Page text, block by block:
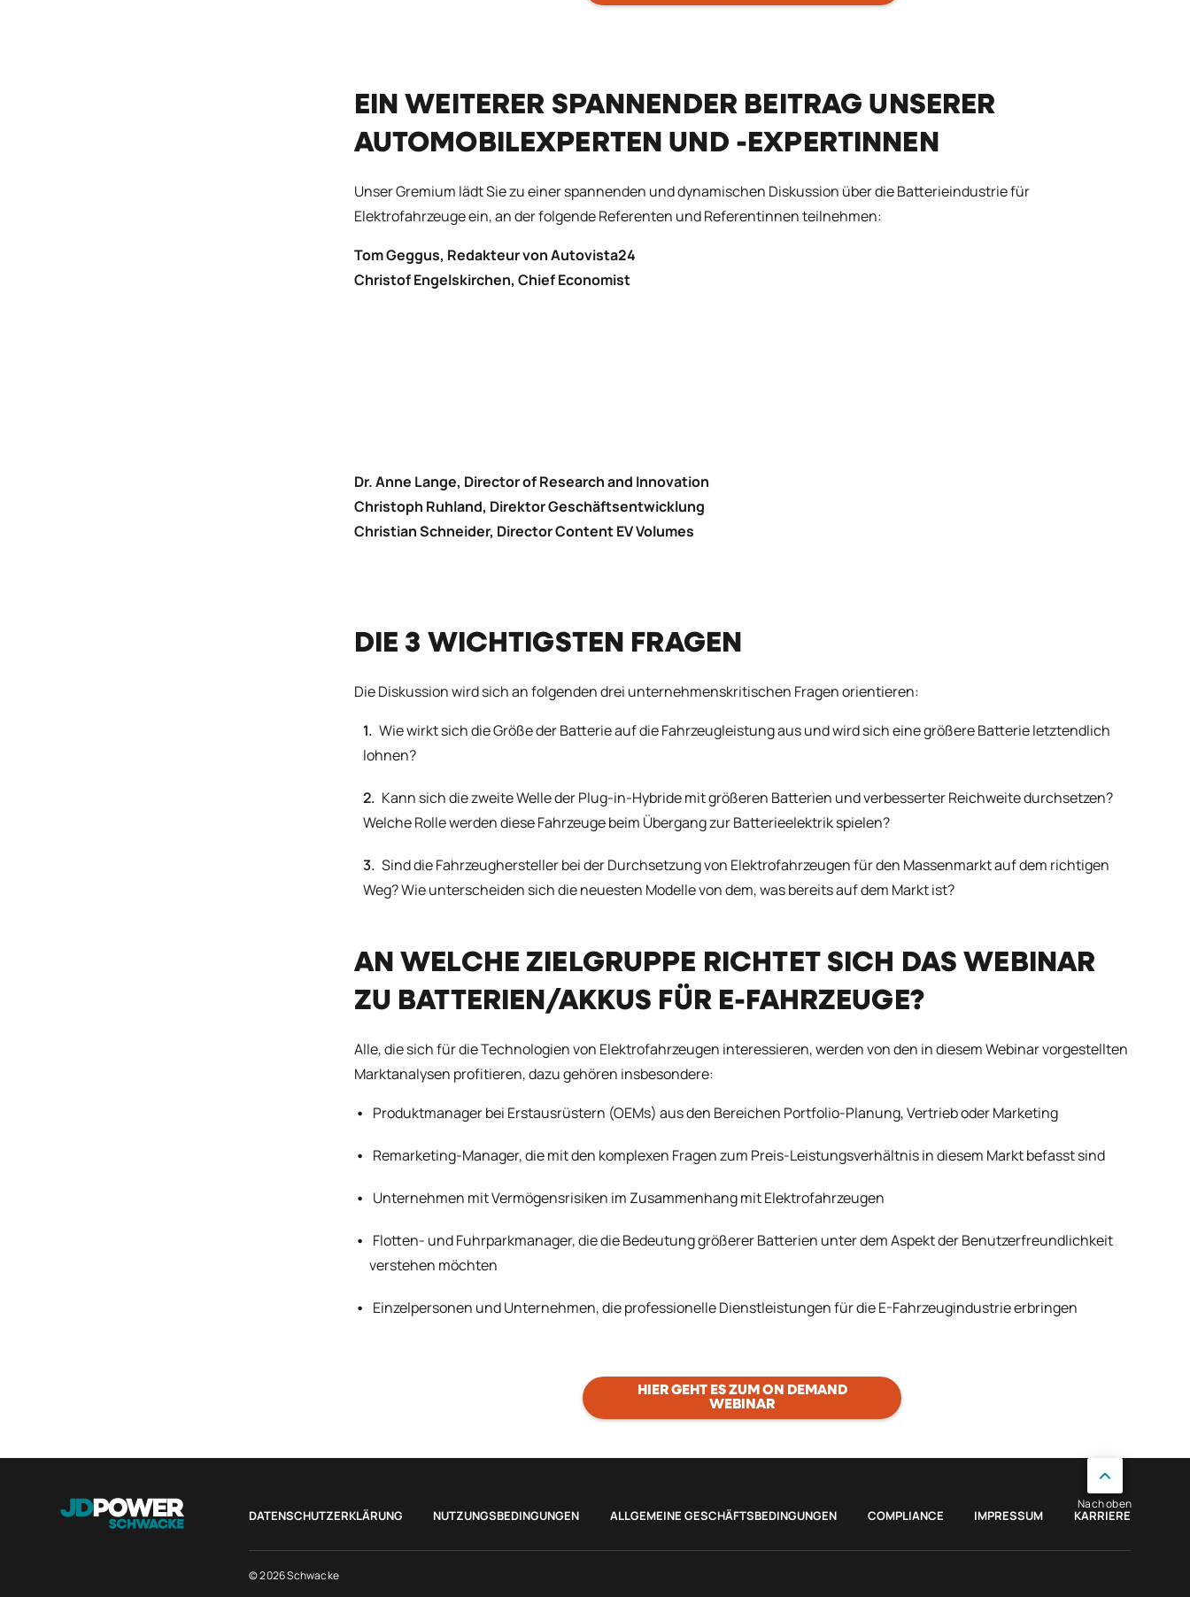
EIN WEITERER SPANNENDER BEITRAG UNSERER
AUTOMOBILEXPERTEN UND -EXPERTINNEN
Unser Gremium lädt Sie zu einer spannenden und dynamischen Diskussion über die Batterieindustrie für
Elektrofahrzeuge ein, an der folgende Referenten und Referentinnen teilnehmen:
Tom Geggus, Redakteur von Autovista24
Christof Engelskirchen, Chief Economist
Dr. Anne Lange, Director of Research and Innovation
Christoph Ruhland, Direktor Geschäftsentwicklung
Christian Schneider, Director Content EV Volumes
DIE 3 WICHTIGSTEN FRAGEN
Die Diskussion wird sich an folgenden drei unternehmenskritischen Fragen orientieren:
Wie wirkt sich die Größe der Batterie auf die Fahrzeugleistung aus und wird sich eine größere Batterie letztendlich
lohnen?
Kann sich die zweite Welle der Plug-in-Hybride mit größeren Batterien und verbesserter Reichweite durchsetzen?
Welche Rolle werden diese Fahrzeuge beim Übergang zur Batterieelektrik spielen?
Sind die Fahrzeughersteller bei der Durchsetzung von Elektrofahrzeugen für den Massenmarkt auf dem richtigen
Weg? Wie unterscheiden sich die neuesten Modelle von dem, was bereits auf dem Markt ist?
AN WELCHE ZIELGRUPPE RICHTET SICH DAS WEBINAR
ZU BATTERIEN/AKKUS FÜR E-FAHRZEUGE?
Alle, die sich für die Technologien von Elektrofahrzeugen interessieren, werden von den in diesem Webinar vorgestellten
Marktanalysen profitieren, dazu gehören insbesondere:
Produktmanager bei Erstausrüstern (OEMs) aus den Bereichen Portfolio-Planung, Vertrieb oder Marketing
Remarketing-Manager, die mit den komplexen Fragen zum Preis-Leistungsverhältnis in diesem Markt befasst sind
Unternehmen mit Vermögensrisiken im Zusammenhang mit Elektrofahrzeugen
Flotten- und Fuhrparkmanager, die die Bedeutung größerer Batterien unter dem Aspekt der Benutzerfreundlichkeit
verstehen möchten
Einzelpersonen und Unternehmen, die professionelle Dienstleistungen für die E-Fahrzeugindustrie erbringen
HIER GEHT ES ZUM ON DEMAND
WEBINAR
DATENSCHUTZERKLÄRUNG NUTZUNGSBEDINGUNGEN ALLGEMEINE GESCHÄFTSBEDINGUNGEN COMPLIANCE IMPRESSUM KARRIERE
© 2026 Schwacke
Nach oben